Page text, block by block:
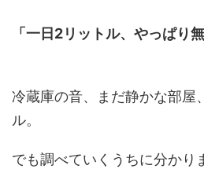
「一日2リットル、やっぱり
冷蔵庫の音、まだ静かな部屋
ル。
でも調べていくうちに分かり